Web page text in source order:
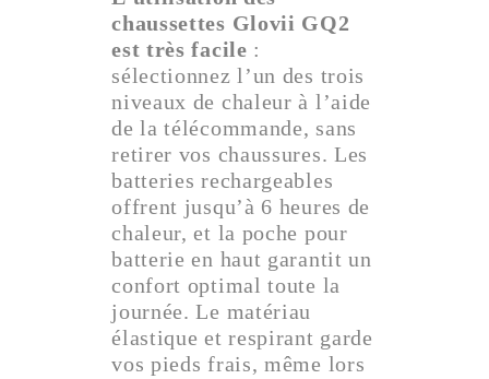
chaussettes Glovii GQ2
est très facile :
sélectionnez l’un des trois
niveaux de chaleur à l’aide
de la télécommande, sans
retirer vos chaussures. Les
batteries rechargeables
offrent jusqu’à 6 heures de
chaleur, et la poche pour
batterie en haut garantit un
confort optimal toute la
journée. Le matériau
élastique et respirant garde
vos pieds frais, même lors